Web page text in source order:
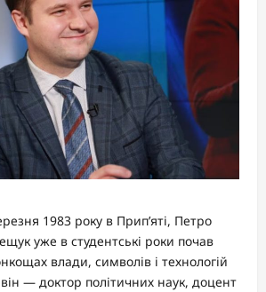
1983 року в Прип’яті, Петро
уже в студентські роки почав
влади, символів і технологій
— доктор політичних наук, доцент